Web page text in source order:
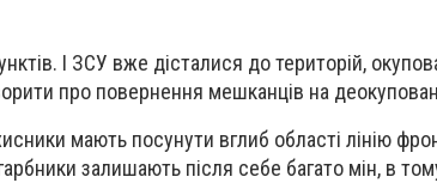
І ЗСУ вже дісталися до територій,
про повернення мешканців на
мають посунути вглиб області лінію
залишають після себе багато мін, в